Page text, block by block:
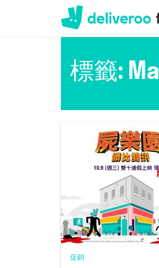
Deliveroo
標籤:
促銷